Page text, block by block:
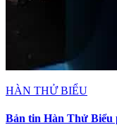
HÀN THỬ BIỂU
Bản tin Hàn Thử Biểu